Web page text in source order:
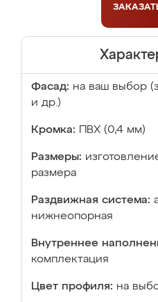
Фасад: на ваш выбор
и др.)
Кромка: ПВХ (0,4 мм)
Размеры:
размера
Раздвижная система:
нижнеопорная
Внутреннее
комплектация
Цвет профиля: на